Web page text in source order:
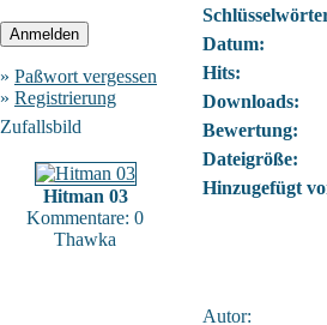
» Paßwort vergessen
» Registrierung
Zufallsbild
Hitman 03
Kommentare: 0
Thawka
Datum:
Hits:
Downloads:
Bewertung:
Dateigröße:
Hinzugefügt
Autor: